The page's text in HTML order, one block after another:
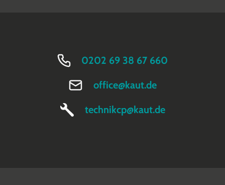
0202 69 38 67 660
office@kaut.de
technikcp@kaut.de